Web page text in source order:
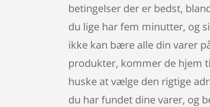
betingelser der er bedst,
du lige har fem minutter, og
ikke kan bære alle din varer
produkter, kommer de hjem
huske at vælge den rigtige
du har fundet dine varer, og